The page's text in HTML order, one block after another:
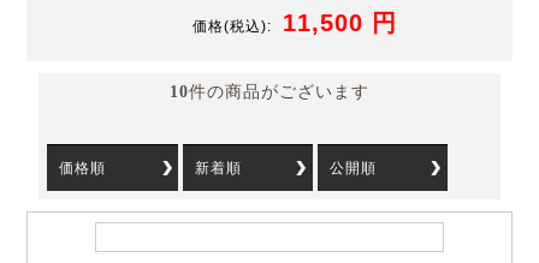
価格(税込): 11,500 円
10件の商品がございます
価格順 新着順 公開順